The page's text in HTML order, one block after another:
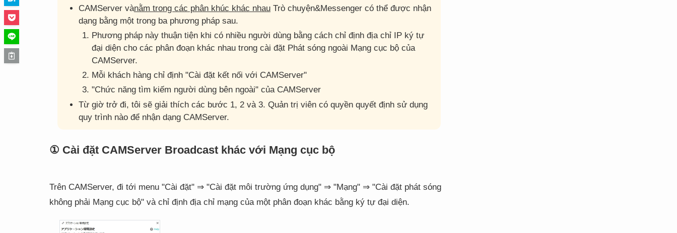
CAMServer vànằm trong các phân khúc khác nhau Trò chuyện&Messenger có thể được nhận
dạng bằng một trong ba phương pháp sau.
Phương pháp này thuận tiện khi có nhiều người dùng bằng cách chỉ định địa chỉ IP ký tự
đại diện cho các phân đoạn khác nhau trong cài đặt Phát sóng ngoài Mạng cục bộ của
CAMServer.
Mỗi khách hàng chỉ định "Cài đặt kết nối với CAMServer"
"Chức năng tìm kiếm người dùng bên ngoài" của CAMServer
Từ giờ trở đi, tôi sẽ giải thích các bước 1, 2 và 3. Quản trị viên có quyền quyết định sử dụng
quy trình nào để nhận dạng CAMServer.
① Cài đặt CAMServer Broadcast khác với Mạng cục bộ
Trên CAMServer, đi tới menu "Cài đặt" ⇒ "Cài đặt môi trường ứng dụng" ⇒ "Mạng" ⇒ "Cài đặt phát sóng
không phải Mạng cục bộ" và chỉ định địa chỉ mạng của một phân đoạn khác bằng ký tự đại diện.